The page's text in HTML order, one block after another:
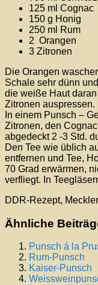
125 ml Cognac
150 g Honig
250 ml Rum
2 Orangen
3 Zitronen
Die Orangen
Schale sehr dünn
die weiße Haut
Zitronen auspressen.
In einem Punsch –
Zitronen, den
abgedeckt 2 -3 Std.
Den Tee wie üblich
entfernen und Tee,
70 Grad erwärmen,
verfliegt. In
DDR-Rezept,
Ähnliche
Punsch á la
Rum-Punsch
Kaiser-Punsch